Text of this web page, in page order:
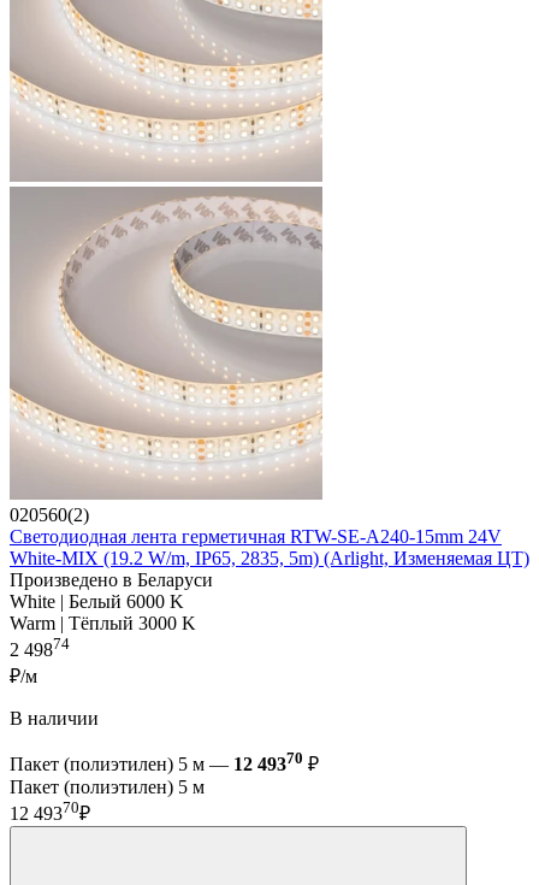
020560(2)
Светодиодная лента герметичная RTW-SE-A240-15mm 24V
White-MIX (19.2 W/m, IP65, 2835, 5m) (Arlight, Изменяемая ЦТ)
Произведено в Беларуси
White | Белый 6000 K
Warm | Тёплый 3000 K
2 49874
₽/м
В наличии
Пакет (полиэтилен) 5 м — 12 49370 ₽
Пакет (полиэтилен) 5 м
12 49370₽